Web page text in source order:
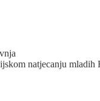
natjecanju mladih